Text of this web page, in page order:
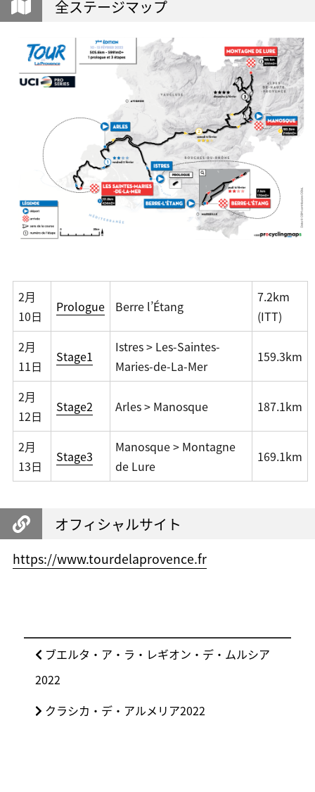
全ステージマップ
2月
10日
Prologue Berre l’Étang
7.2km
(ITT)
2月
11日
Stage1
Istres > Les-Saintes-
Maries-de-La-Mer
159.3km
2月
12日
Stage2 Arles > Manosque 187.1km
2月
13日
Stage3
Manosque > Montagne
de Lure
169.1km
オフィシャルサイト
https://www.tourdelaprovence.fr
ナ
前
の
稿:
ブエルタ・ア・ラ・レギオン・デ・ムルシア
2022
次
クラシカ・デ・アルメリア2022